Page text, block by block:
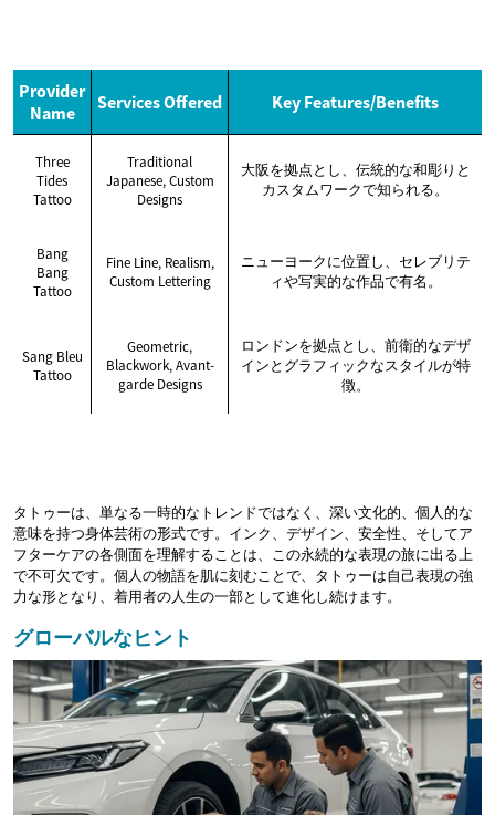
Provider
Name
Services Offered Key Features/Benefits
Three
Tides
Tattoo
Traditional
Japanese, Custom
Designs
大阪を拠点とし、伝統的な和彫りと
カスタムワークで知られる。
Bang
Bang
Tattoo
Fine Line, Realism,
Custom Lettering
ニューヨークに位置し、セレブリテ
ィや写実的な作品で有名。
Sang Bleu
Tattoo
Geometric,
Blackwork, Avant-
garde Designs
ロンドンを拠点とし、前衛的なデザ
インとグラフィックなスタイルが特
徴。
タトゥーは、単なる一時的なトレンドではなく、深い文化的、個人的な
意味を持つ身体芸術の形式です。インク、デザイン、安全性、そしてア
フターケアの各側面を理解することは、この永続的な表現の旅に出る上
で不可欠です。個人の物語を肌に刻むことで、タトゥーは自己表現の強
力な形となり、着用者の人生の一部として進化し続けます。
グローバルなヒント